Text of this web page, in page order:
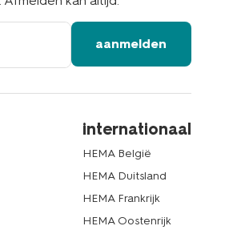
aanmelden
internationaal
HEMA België
HEMA Duitsland
HEMA Frankrijk
HEMA Oostenrijk